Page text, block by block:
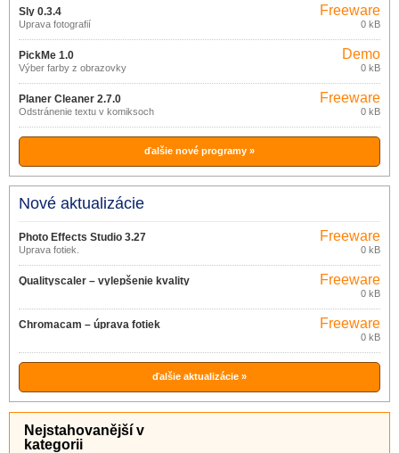
Sly 0.3.4
Úprava fotografií
Freeware
0 kB
PickMe 1.0
Výber farby z obrazovky
Demo
0 kB
Planer Cleaner 2.7.0
Odstránenie textu v komiksoch
Freeware
0 kB
ďalšie nové programy »
Nové aktualizácie
Photo Effects Studio 3.27
Úprava fotiek.
Freeware
0 kB
Qualityscaler – vylepšenie kvality
Freeware
0 kB
Chromacam – úprava fotiek
Freeware
0 kB
ďalšie aktualizácie »
Nejstahovanější v
kategorii